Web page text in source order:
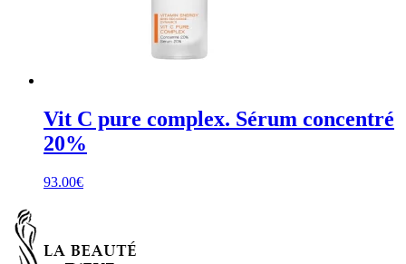
Vit C pure complex. Sérum concentré
20%
93.00€